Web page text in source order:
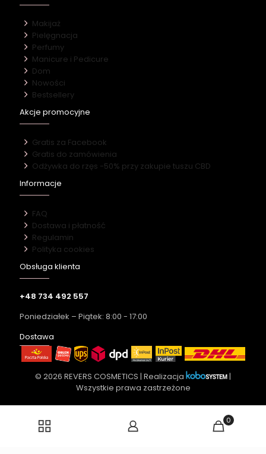
Makijaż
Pielęgnacja
Perfumy
Manicure i Pedicure
Dom
Nowości
Bestsellery
Akcje promocyjne
Gratis za Facebook
Gratis do zamówienia
Odżywka do rzęs -50% przy zakupie tuszu CBD
Informacje
FAQ
Dostawa i płatność
Regulamin
Polityka cookies
Obsługa klienta
+48 734 492 557
Poniedziałek – Piątek: 8:00 - 17:00
Dostawa
© 2026 REVERS COSMETICS | Realizacja
|
Wszystkie prawa zastrzeżone
0